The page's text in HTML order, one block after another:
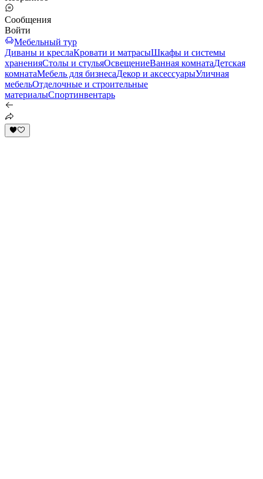
Сообщения
Войти
Мебельный тур
Диваны и креслаКровати и матрасыШкафы и системы
храненияСтолы и стульяОсвещениеВанная комнатаДетская
комнатаМебель для бизнесаДекор и аксессуарыУличная
мебельОтделочные и строительные
материалыСпортинвентарь